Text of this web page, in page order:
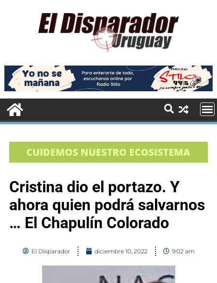
Cristina dio el portazo. Y
ahora quien podrá salvarnos
… El Chapulín Colorado
El Disparador diciembre 10, 2022 9:02 am